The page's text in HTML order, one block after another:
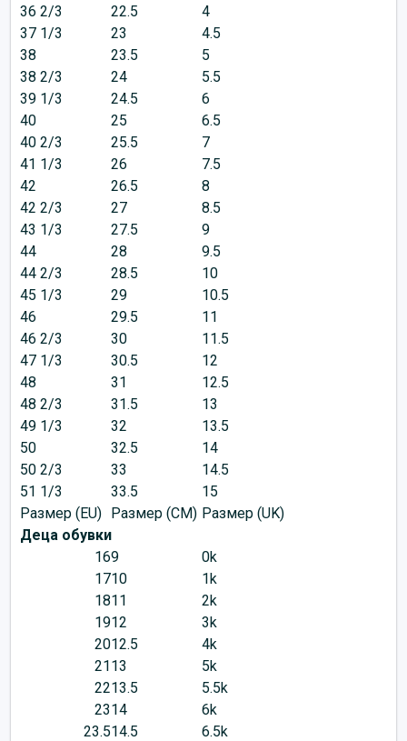
36 2/3
22.5
4
37 1/3
23
4.5
38
23.5
5
38 2/3
24
5.5
39 1/3
24.5
6
40
25
6.5
40 2/3
25.5
7
41 1/3
26
7.5
42
26.5
8
42 2/3
27
8.5
43 1/3
27.5
9
44
28
9.5
44 2/3
28.5
10
45 1/3
29
10.5
46
29.5
11
46 2/3
30
11.5
47 1/3
30.5
12
48
31
12.5
48 2/3
31.5
13
49 1/3
32
13.5
50
32.5
14
50 2/3
33
14.5
51 1/3
33.5
15
Размер (EU) Размер (CM) Размер (UK)
Деца обувки
169
0k
1710
1k
1811
2k
1912
3k
2012.5
4k
2113
5k
2213.5
5.5k
2314
6k
23.514.5
6.5k